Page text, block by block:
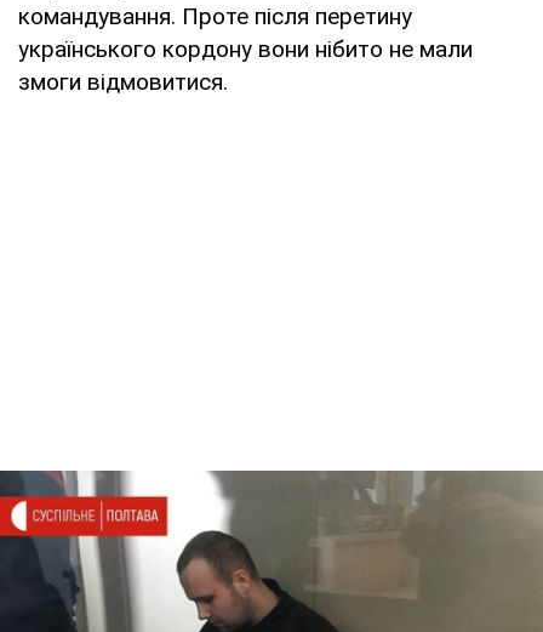
командування. Проте після перетину
українського кордону вони нібито не мали
змоги відмовитися.